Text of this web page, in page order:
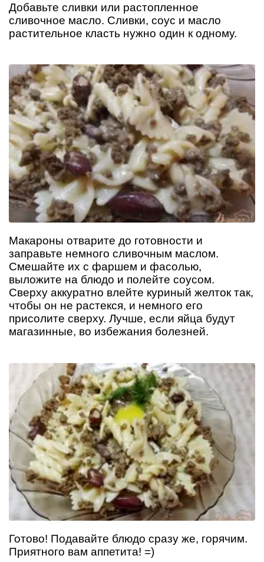
Добавьте сливки или растопленное
сливочное масло. Сливки, соус и масло
растительное класть нужно один к одному.
Макароны отварите до готовности и
заправьте немного сливочным маслом.
Смешайте их с фаршем и фасолью,
выложите на блюдо и полейте соусом.
Сверху аккуратно влейте куриный желток так,
чтобы он не растекся, и немного его
присолите сверху. Лучше, если яйца будут
магазинные, во избежания болезней.
Готово! Подавайте блюдо сразу же, горячим.
Приятного вам аппетита! =)